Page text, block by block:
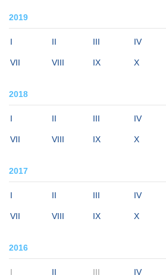
2019
I II III IV
VII VIII IX X
2018
I II III IV
VII VIII IX X
2017
I II III IV
VII VIII IX X
2016
I II III IV